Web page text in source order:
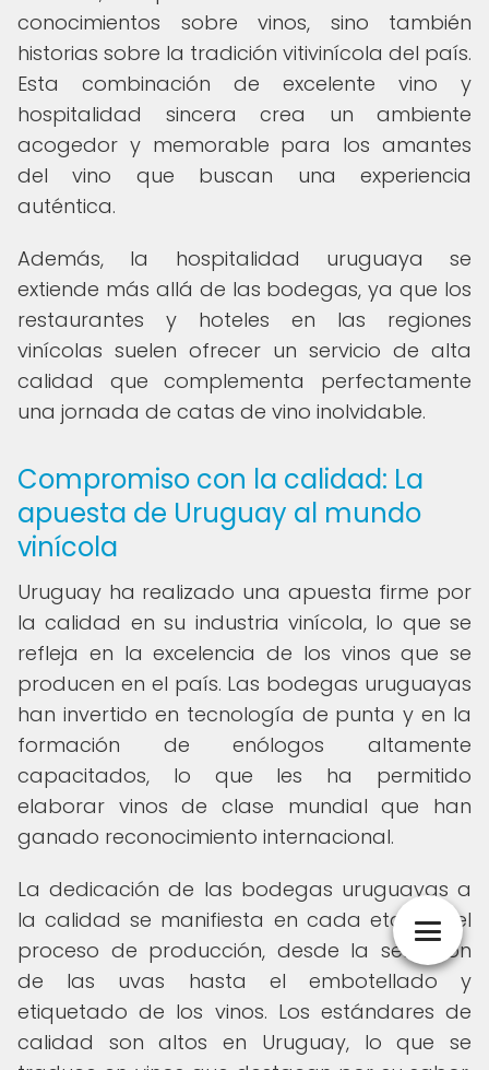
conocimientos sobre vinos, sino también
historias sobre la tradición vitivinícola del país.
Esta combinación de excelente vino y
hospitalidad sincera crea un ambiente
acogedor y memorable para los amantes
del vino que buscan una experiencia
auténtica.
Además, la hospitalidad uruguaya se
extiende más allá de las bodegas, ya que los
restaurantes y hoteles en las regiones
vinícolas suelen ofrecer un servicio de alta
calidad que complementa perfectamente
una jornada de catas de vino inolvidable.
Compromiso con la calidad: La
apuesta de Uruguay al mundo
vinícola
Uruguay ha realizado una apuesta firme por
la calidad en su industria vinícola, lo que se
refleja en la excelencia de los vinos que se
producen en el país. Las bodegas uruguayas
han invertido en tecnología de punta y en la
formación de enólogos altamente
capacitados, lo que les ha permitido
elaborar vinos de clase mundial que han
ganado reconocimiento internacional.
La dedicación de las bodegas uruguayas a
la calidad se manifiesta en cada etapa del
proceso de producción, desde la selección
de las uvas hasta el embotellado y
etiquetado de los vinos. Los estándares de
calidad son altos en Uruguay, lo que se